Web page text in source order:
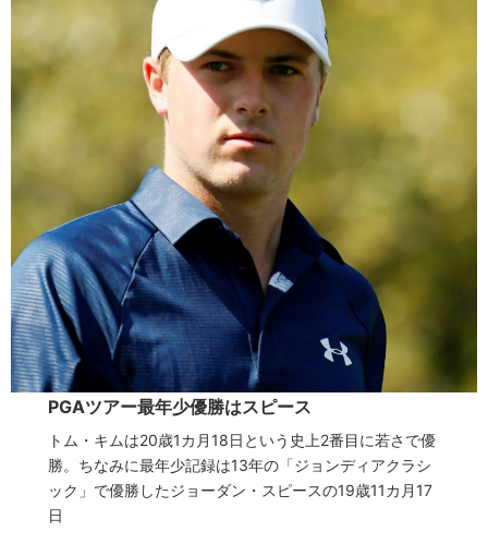
PGAツアー最年少優勝はスピース
トム・キムは20歳1カ月18日という史上2番目に若さで優
勝。ちなみに最年少記録は13年の「ジョンディアクラシ
ック」で優勝したジョーダン・スピースの19歳11カ月17
日